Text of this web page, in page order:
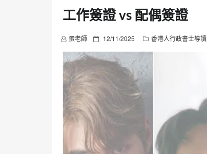
工作簽證 vs 配偶簽證
蛋老師
P
d
o
n
12/11/2025 香港人行政書士導讀